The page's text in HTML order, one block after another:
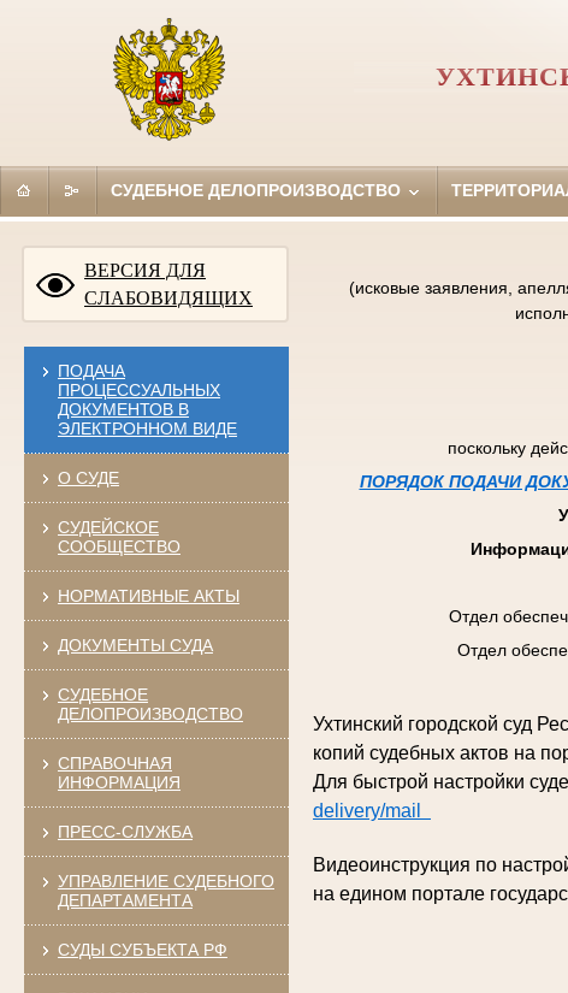
СУДЕБНОЕ ДЕЛОПРОИЗВОДСТВО
ВЕРСИЯ ДЛЯ
СЛАБОВИДЯЩИХ
ПОДАЧА
ПРОЦЕССУАЛЬНЫХ
ДОКУМЕНТОВ В
ЭЛЕКТРОННОМ ВИДЕ
О СУДЕ
СУДЕЙСКОЕ
СООБЩЕСТВО
НОРМАТИВНЫЕ АКТЫ
ДОКУМЕНТЫ СУДА
СУДЕБНОЕ
ДЕЛОПРОИЗВОДСТВО
СПРАВОЧНАЯ
ИНФОРМАЦИЯ
ПРЕСС-СЛУЖБА
УПРАВЛЕНИЕ СУДЕБНОГО
ДЕПАРТАМЕНТА
СУДЫ СУБЪЕКТА РФ
(исковые заявления,
поскольку
ПОРЯДОК ПОДАЧИ
Отдел
Отдел
Ухтинский городской суд
копий судебных актов на
Для быстрой настройки
delivery/mail
Видеоинструкция по
на едином портале